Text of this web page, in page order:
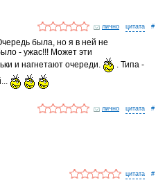
лично #
была, но я в ней не
- ужас!!! Может эти
и нагнетают очереди.
. Типа -
лично #
#